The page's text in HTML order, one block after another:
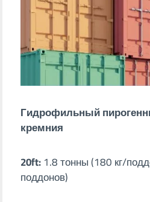
Гидрофильный
кремния
20ft:1.8 тонны (180 кг/
поддонов)